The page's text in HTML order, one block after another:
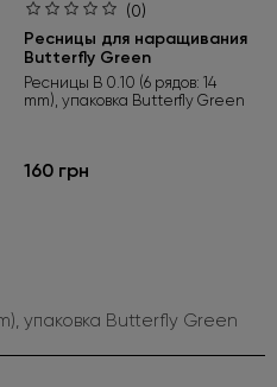
(0)
Ресницы для наращивания
Butterfly Green
Ресницы B 0.10 (6 рядов: 14
mm), упаковка Butterfly Green
160 грн
упаковка Butterfly Green